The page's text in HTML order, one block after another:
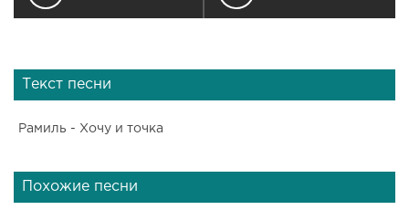
Текст песни
Рамиль - Хочу и точка
Похожие песни